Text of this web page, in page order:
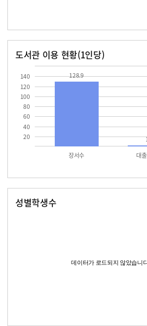
도서관 이용 현황(1인당)
20
40
60
80
100
120
140
장서수 대
128.9
성별학생수
데이터가 로드되지 않았습니